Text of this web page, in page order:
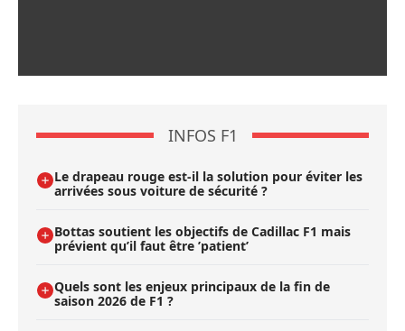
INFOS F1
Le drapeau rouge est-il la solution pour éviter les
arrivées sous voiture de sécurité ?
Bottas soutient les objectifs de Cadillac F1 mais
prévient qu’il faut être ’patient’
Quels sont les enjeux principaux de la fin de
saison 2026 de F1 ?